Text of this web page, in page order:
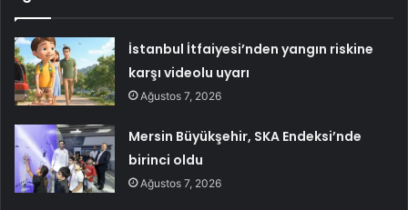
İstanbul İtfaiyesi’nden yangın riskine
karşı videolu uyarı
Ağustos 7, 2026
Mersin Büyükşehir, SKA Endeksi’nde
birinci oldu
Ağustos 7, 2026